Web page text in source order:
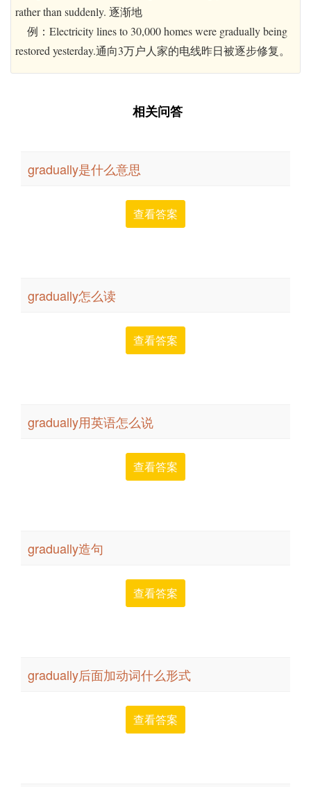
rather than suddenly. 逐渐地
例：Electricity lines to 30,000 homes were gradually being
restored yesterday.通向3万户人家的电线昨日被逐步修复。
相关问答
gradually是什么意思
查看答案
gradually怎么读
查看答案
gradually用英语怎么说
查看答案
gradually造句
查看答案
gradually后面加动词什么形式
查看答案